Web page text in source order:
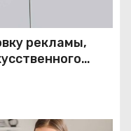
рекламы,